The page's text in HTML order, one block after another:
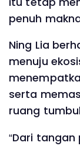
penuh
Ning Lia
menuju
serta
ruang
“Dari